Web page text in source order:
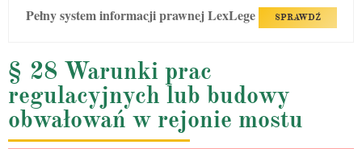
Pełny system informacji prawnej LexLege SPRAWDŹ
§ 28 Warunki prac
regulacyjnych lub budowy
obwałowań w rejonie mostu